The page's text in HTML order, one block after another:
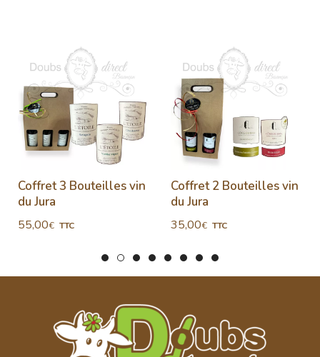
Coffret 3 Bouteilles vin
du Jura
55,00€ TTC
Coffret 2 Bouteilles vin
du Jura
35,00€ TTC